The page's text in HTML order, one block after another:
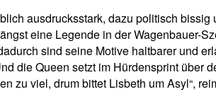
ausdrucksstark, dazu politisch
eine Legende in der Wagenbauer-
sind seine Motive haltbarer und
die Queen setzt im Hürdensprint
zu viel, drum bittet Lisbeth um Asyl“,